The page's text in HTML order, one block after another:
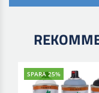
SPARA 25%